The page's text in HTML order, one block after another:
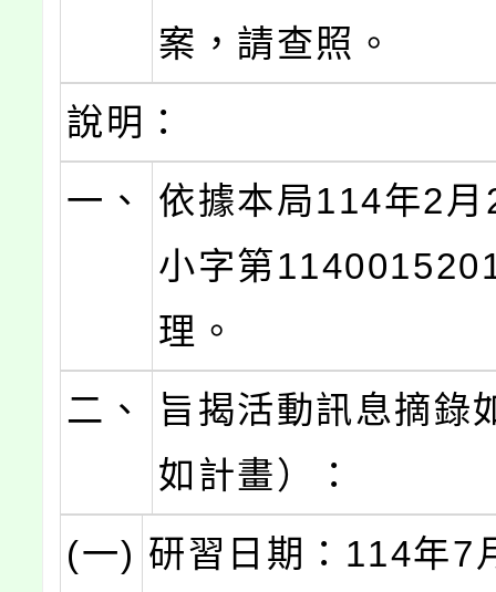
案，請查照。
說明：
一、
依據本局114年2
小字第
理。
二、
旨揭活動訊息摘錄
如計畫）：
(一) 研習日期：114年7